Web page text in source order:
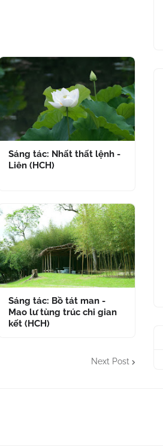
Sáng tác: Nhất thất lệnh -
Liên (HCH)
Sáng tác: Bồ tát man -
Mao lư tùng trúc chi gian
kết (HCH)
Next Post